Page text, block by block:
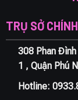
TRỤ SỞ
308 Phan
1 , Quận Phú
Hotline: